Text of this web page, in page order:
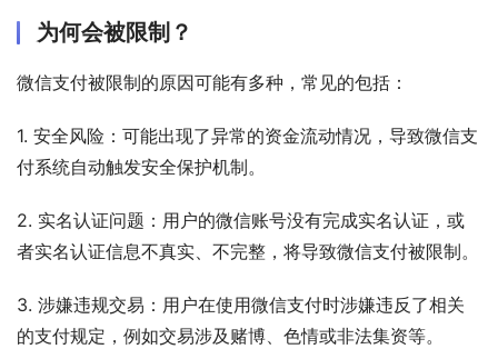
为何会被限制？
微信支付被限制的原因可能有多种，常见的包括：
1. 安全风险：可能出现了异常的资金流动情况，导致微信支
付系统自动触发安全保护机制。
2. 实名认证问题：用户的微信账号没有完成实名认证，或
者实名认证信息不真实、不完整，将导致微信支付被限制。
3. 涉嫌违规交易：用户在使用微信支付时涉嫌违反了相关
的支付规定，例如交易涉及赌博、色情或非法集资等。